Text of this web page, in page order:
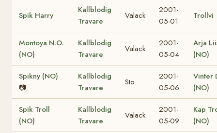
Spik Harry
Kallblodig
Travare
Valack
2001-
05-01
Trollvi
Montoya N.O.
(NO)
Kallblodig
Travare
Valack
2001-
05-04
Arja
(NO)
Spikny (NO)
📷
Kallblodig
Travare
Sto
2001-
05-06
Vinter
(NO)
Spik Troll
(NO)
Kallblodig
Travare
Valack
2001-
05-09
Kap
(NO)